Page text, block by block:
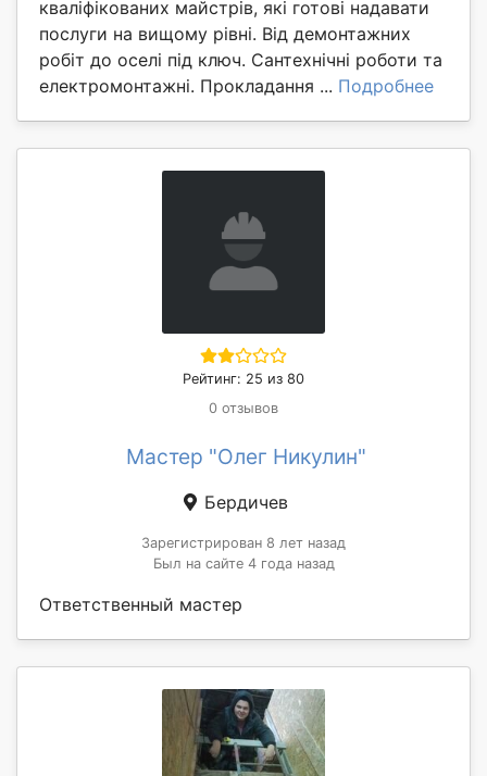
кваліфікованих майстрів, які готові надавати
послуги на вищому рівні. Від демонтажних
робіт до оселі під ключ. Сантехнічні роботи та
електромонтажні. Прокладання ... Подробнее
Рейтинг: 25 из 80
0 отзывов
Мастер "Олег Никулин"
Бердичев
Зарегистрирован 8 лет назад
Был на сайте 4 года назад
Ответственный мастер